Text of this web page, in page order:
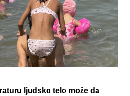
ljudsko telo može da